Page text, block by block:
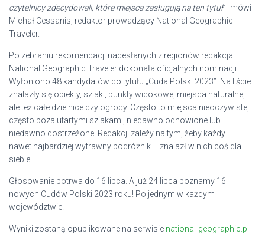
czytelnicy zdecydowali, które miejsca zasługują na ten tytuł”- mówi
Michał Cessanis, redaktor prowadzący National Geographic
Traveler.
Po zebraniu rekomendacji nadesłanych z regionów redakcja
National Geographic Traveler dokonała oficjalnych nominacji.
Wyłoniono 48 kandydatów do tytułu „Cuda Polski 2023”. Na liście
znalazły się obiekty, szlaki, punkty widokowe, miejsca naturalne,
ale też całe dzielnice czy ogrody. Często to miejsca nieoczywiste,
często poza utartymi szlakami, niedawno odnowione lub
niedawno dostrzeżone. Redakcji zależy na tym, żeby każdy –
nawet najbardziej wytrawny podróżnik – znalazł w nich coś dla
siebie.
Głosowanie potrwa do 16 lipca. A już 24 lipca poznamy 16
nowych Cudów Polski 2023 roku! Po jednym w każdym
województwie.
Wyniki zostaną opublikowane na serwisie national-geographic.pl